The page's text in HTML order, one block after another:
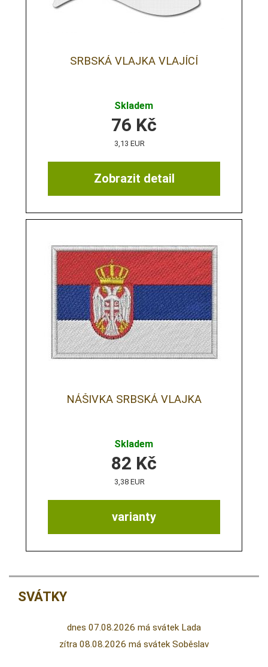
SRBSKÁ VLAJKA VLAJÍCÍ
Skladem
Zobrazit detail
76 Kč
3,13 EUR
NÁŠIVKA SRBSKÁ VLAJKA
Skladem
varianty
82 Kč
3,38 EUR
SVÁTKY
dnes 07.08.2026 má svátek Lada
zítra 08.08.2026 má svátek Soběslav